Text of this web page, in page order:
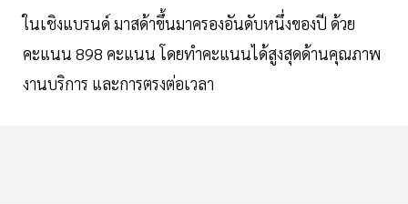
ในเชิงแบรนด์ มาสด้าขึ้นมาครองอันดับหนึ่งของปี ด้วย
คะแนน 898 คะแนน โดยทำคะแนนได้สูงสุดด้านคุณภาพ
งานบริการ และการตรงต่อเวลา